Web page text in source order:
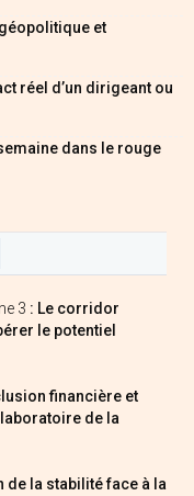
et
réel d’un dirigeant ou
dans le rouge
3 : Le corridor
le potentiel
financière et
de la
de la stabilité face à la